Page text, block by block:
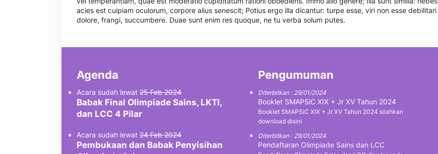
acies est cuipiam oculorum, corpore alius senescit; Potius ergo illa dicantur: turpe esse, viri non esse debilitari
dolore, frangi, succumbere. Duae sunt enim res quoque, ne tu verba solum putes.
Agenda
Acara sudah lewat 25 Feb 2024
Babak Final Olimpiade Sains, LKTI,
dan LCC 4 Pilar
Acara sudah lewat 24 Feb 2024
Pembukaan dan Babak Penyisihan
Pengumuman
Diterbitkan : 29/01/2024
Booklet SMAPSiC XIX + Jr XV Tahun 2024
Booklet SMAPSiC XIX + Jr XV Tahun 2024 silahkan
download disini
Diterbitkan : 29/01/2024
Pendaftaran Olimpiade Sains dan LCC